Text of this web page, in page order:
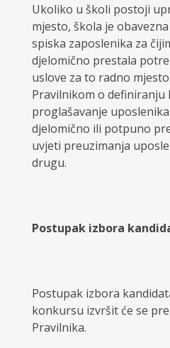
Ukoliko u školi postoji
mjesto, škola je
spiska zaposlenika za
djelomično prestala
uslove za to radno
Pravilnikom o definiranju
proglašavanje
djelomično ili potpuno
uvjeti preuzimanja
drugu.
Postupak izbora
Postupak izbora
konkursu izvršit će se
Pravilnika.